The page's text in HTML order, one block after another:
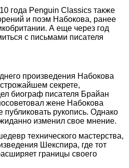
года Penguin Classics также
и поэм Набокова, ранее
А еще через год
с письмами писателя
произведения Набокова
секрете,
биограф писателя Брайан
жене Набокова
рукопись. Однако
изменил свое мнение.
технического мастерства,
Шекспира, где тот
границы своего